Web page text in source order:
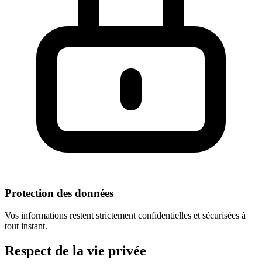
Protection des données
Vos informations restent strictement confidentielles et sécurisées à
tout instant.
Respect de la vie privée